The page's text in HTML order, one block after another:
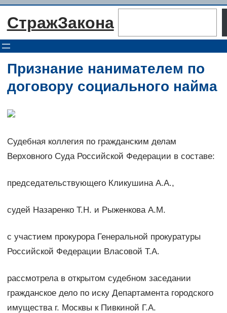
Перейти
СтражЗакона
Признание нанимателем по
договору социального найма
Судебная коллегия по гражданским делам
Верховного Суда Российской Федерации в составе:
председательствующего Кликушина А.А.,
судей Назаренко Т.Н. и Рыженкова А.М.
с участием прокурора Генеральной прокуратуры
Российской Федерации Власовой Т.А.
рассмотрела в открытом судебном заседании
гражданское дело по иску Департамента городского
имущества г. Москвы к Пивкиной Г.А.